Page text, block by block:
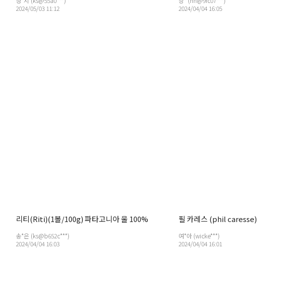
2024/05/03 11:12
2024/04/04 16:05
리티(Riti)(1볼/100g) 파타고니아 울 100%
송*은 (ks@b652c***)
2024/04/04 16:03
필 카레스 (phil caresse)
여*아 (wicke***)
2024/04/04 16:01